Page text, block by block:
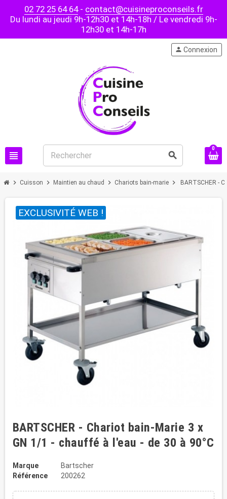
02 72 25 64 64- contact@cuisineproconseils.fr
Du lundi au jeudi 9h-12h30 et 14h-18h / Le vendredi 9h-
12h30 et 14h-17h
view_headline search
person Connexion
0
chevron_right Cuisson chevron_right Maintien au chaud chevron_right Chariots bain-marie chevron_right BARTSCHER -
EXCLUSIVITÉ WEB !
BARTSCHER - Chariot bain-Marie 3 x
GN 1/1 - chauffé à l'eau - de 30 à 90°C
Marque
Bartscher
Référence
200262